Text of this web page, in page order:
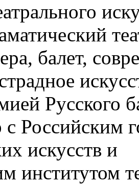
балет,
Русского
с Российским
искусств и
институтом